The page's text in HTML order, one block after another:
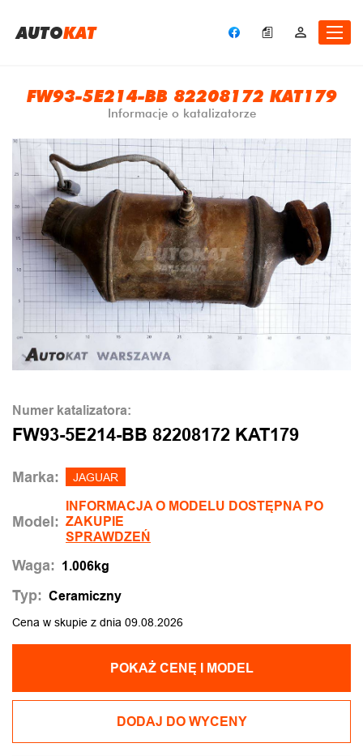
AUTOKAT
FW93-5E214-BB 82208172 KAT179
Informacje o katalizatorze
Numer katalizatora:
FW93-5E214-BB 82208172 KAT179
Marka: JAGUAR
Model:
INFORMACJA O MODELU DOSTĘPNA PO
ZAKUPIE
SPRAWDZEŃ
Waga: 1.006kg
Typ: Ceramiczny
Cena w skupie z dnia 09.08.2026
POKAŻ CENĘ I MODEL
DODAJ DO WYCENY